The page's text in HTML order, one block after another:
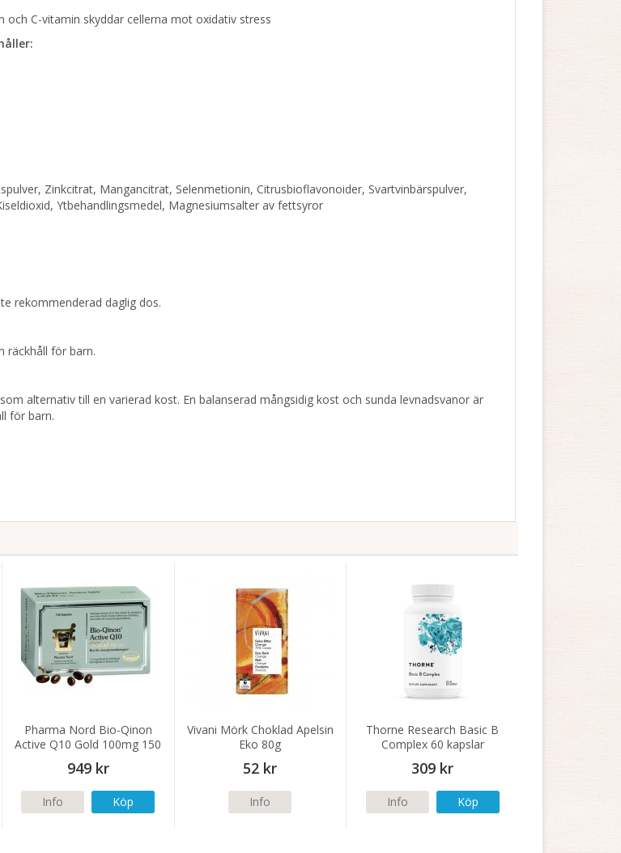
och C-vitamin skyddar cellerna mot oxidativ stress
Zinkcitrat, Mangancitrat, Selenmetionin, Citrusbioflavonoider, Svartvinbärspulver,
Ytbehandlingsmedel, Magnesiumsalter av fettsyror
rekommenderad daglig dos.
räckhåll för barn.
alternativ till en varierad kost. En balanserad mångsidig kost och sunda levnadsvanor är
för barn.
Pharma Nord Bio-Qinon
Active Q10 Gold 100mg 150
kapslar
949 kr
Info Köp
Vivani Mörk Choklad Apelsin
Eko 80g
52 kr
Info
Thorne Research Basic B
Complex 60 kapslar
309 kr
Info Köp